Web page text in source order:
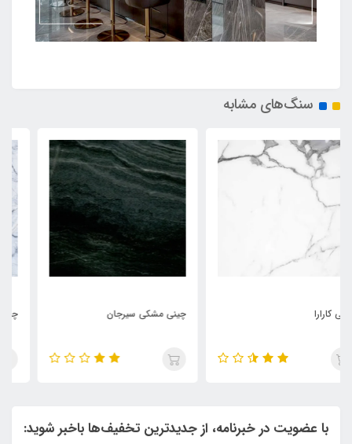
سنگ‌های مشابه
چینی مشکی سیرجان چینی نیریز
با عضویت در خبرنامه، از جدیدترین تخفیف‌ها باخبر شوید: